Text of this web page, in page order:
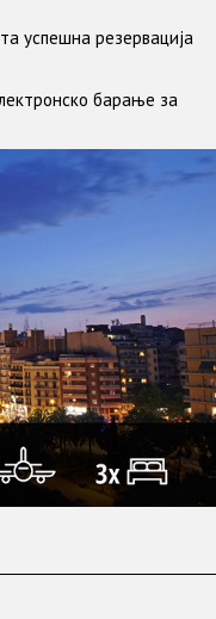
успешна резервација
барање за